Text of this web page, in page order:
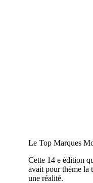
Le Top Marques
Cette 14 e édition
avait pour thème la
une réalité.